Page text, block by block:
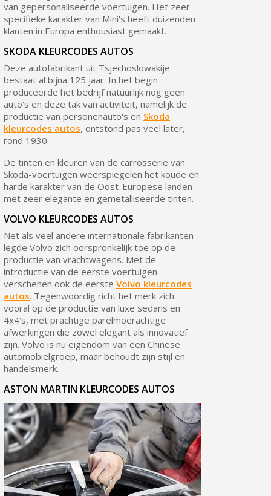
van gepersonaliseerde voertuigen. Het zeer
specifieke karakter van Mini's heeft duizenden
klanten in Europa enthousiast gemaakt.
SKODA KLEURCODES AUTOS
Deze autofabrikant uit Tsjechoslowakije
bestaat al bijna 125 jaar. In het begin
produceerde het bedrijf natuurlijk nog geen
auto's en deze tak van activiteit, namelijk de
productie van personenauto's en Skoda
kleurcodes autos, ontstond pas veel later,
rond 1930.
De tinten en kleuren van de carrosserie van
Skoda-voertuigen weerspiegelen het koude en
harde karakter van de Oost-Europese landen
met zeer elegante en gemetalliseerde tinten.
VOLVO KLEURCODES AUTOS
Net als veel andere internationale fabrikanten
legde Volvo zich oorspronkelijk toe op de
productie van vrachtwagens. Met de
introductie van de eerste voertuigen
verschenen ook de eerste Volvo kleurcodes
autos. Tegenwoordig richt het merk zich
vooral op de productie van luxe sedans en
4x4's, met prachtige parelmoerachtige
afwerkingen die zowel elegant als innovatief
zijn. Volvo is nu eigendom van een Chinese
automobielgroep, maar behoudt zijn stijl en
handelsmerk.
ASTON MARTIN KLEURCODES AUTOS